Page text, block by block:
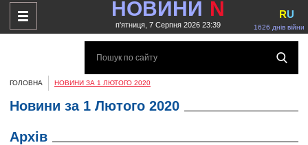
НОВИНИ N
п'ятниця, 7 Серпня 2026 23:39 1626 днів війни
RU
ГОЛОВНА НОВИНИ ЗА 1 ЛЮТОГО 2020
Новини за 1 Лютого 2020
Архів